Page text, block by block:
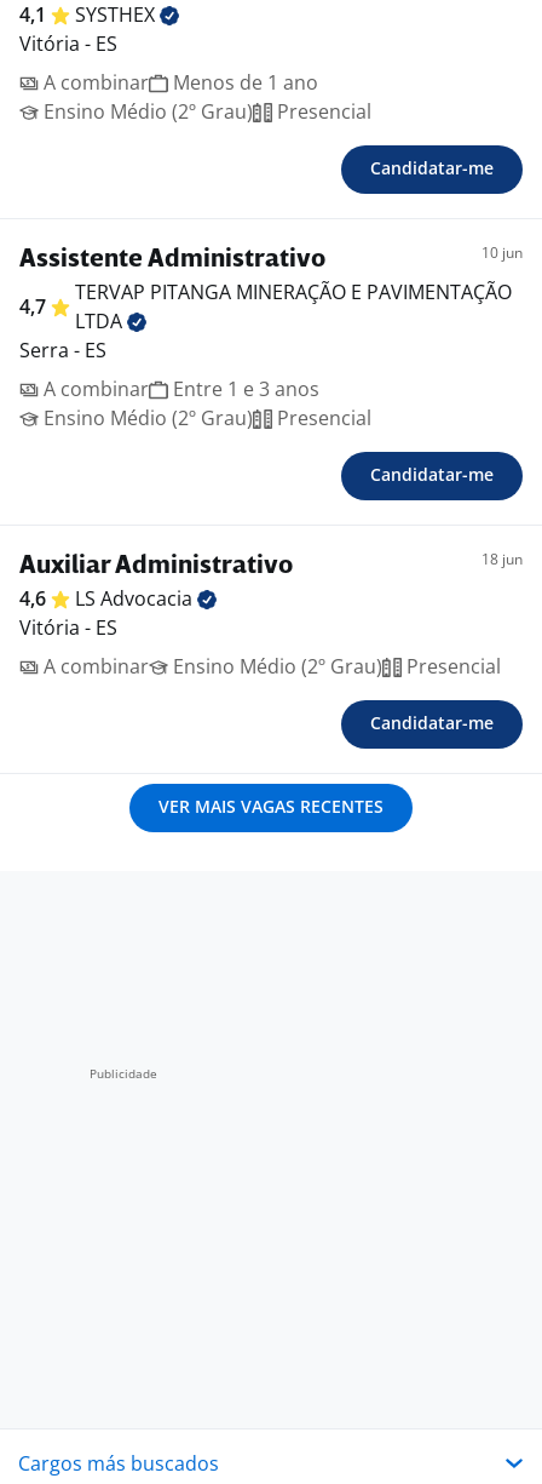
4,1
SYSTHEX
Vitória - ES
A combinar
Menos de 1 ano
Ensino Médio (2º Grau)
Presencial
Candidatar-me
Assistente Administrativo 10 jun
4,7
TERVAP PITANGA MINERAÇÃO E PAVIMENTAÇÃO
LTDA
Serra - ES
A combinar
Entre 1 e 3 anos
Ensino Médio (2º Grau)
Presencial
Candidatar-me
Auxiliar Administrativo 18 jun
4,6 LS Advocacia
Vitória - ES
A combinar
Ensino Médio (2º Grau) Presencial
Candidatar-me
VER MAIS VAGAS RECENTES
Cargos más buscados